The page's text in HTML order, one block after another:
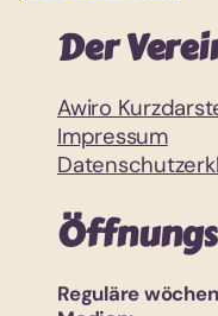
Der
Awiro
Impressum
Reguläre